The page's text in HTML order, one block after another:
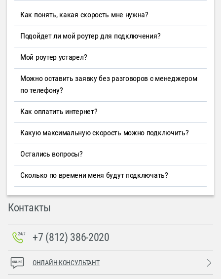
Как понять, какая скорость мне нужна?
Подойдет ли мой роутер для подключения?
Мой роутер устарел?
Можно оставить заявку без разговоров с менеджером
по телефону?
Как оплатить интернет?
Какую максимальную скорость можно подключить?
Остались вопросы?
Сколько по времени меня будут подключать?
Контакты
+7 (812) 386-2020
ОНЛАЙН-КОНСУЛЬТАНТ